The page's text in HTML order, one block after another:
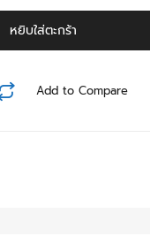
หยิบใส่ตะกร้า
Add to Compare